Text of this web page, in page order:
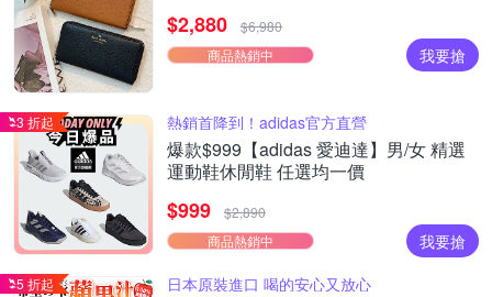
$2,880
$6,980
商品熱銷中
我要搶
3 折起 熱銷首降到！adidas官方直營
爆款$999【adidas 愛迪達】男/女 精選
運動鞋休閒鞋 任選均一價
$999
$2,890
商品熱銷中
我要搶
5 折起 日本原裝進口 喝的安心又放心